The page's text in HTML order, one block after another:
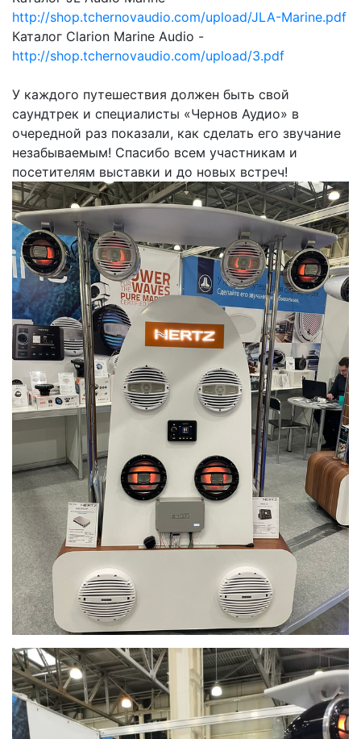
http://shop.tchernovaudio.com/upload/JLA-Marine.pdf
Каталог Clarion Marine Audio -
http://shop.tchernovaudio.com/upload/3.pdf
У каждого путешествия должен быть свой
саундтрек и специалисты «Чернов Аудио» в
очередной раз показали, как сделать его звучание
незабываемым! Спасибо всем участникам и
посетителям выставки и до новых встреч!